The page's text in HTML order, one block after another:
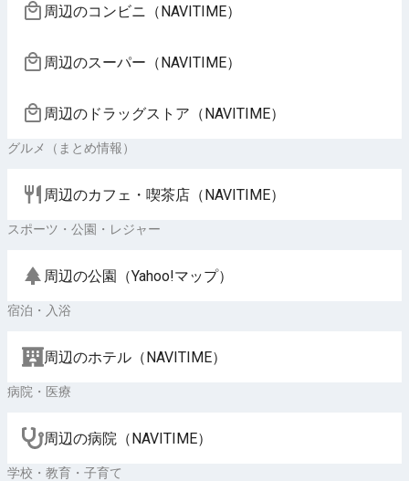
周辺のコンビニ（NAVITIME）
周辺のスーパー（NAVITIME）
周辺のドラッグストア（NAVITIME）
グルメ（まとめ情報）
周辺のカフェ・喫茶店（NAVITIME）
スポーツ・公園・レジャー
周辺の公園（Yahoo!マップ）
宿泊・入浴
周辺のホテル（NAVITIME）
病院・医療
周辺の病院（NAVITIME）
学校・教育・子育て